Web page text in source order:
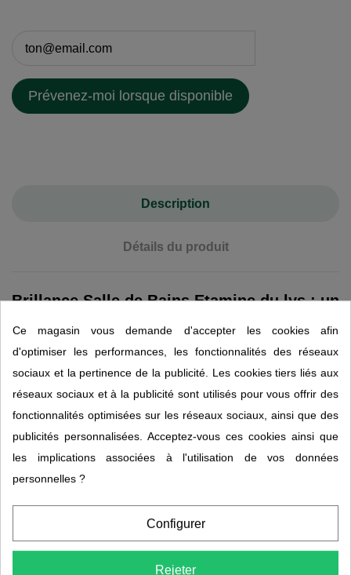
Description
Détails du produit
Brillance Salle de Bains Etamine du lys : un
Agréablement parfumé à l’huile essentielle d’orange douce bio, il laisse
une sensation de fraîcheur fruitée tout en redonnant éclat et propreté
aux surfaces.
Fabriqué à partir d’ingrédients d’origine naturelle à 98 %, ce nettoyant
allie efficacité et respect de l’environnement.
Ses flacons sont composés à 100 % de plastique recyclé, et sa
Pratique, sensoriel et engagé, Brillance Salle de Bains illustre
l’expertise française d’Etamine du lys en matière de nettoyage durable.
Ce magasin vous demande d'accepter les cookies afin
d'optimiser les performances, les fonctionnalités des réseaux
sociaux et la pertinence de la publicité. Les cookies tiers liés aux
réseaux sociaux et à la publicité sont utilisés pour vous offrir des
fonctionnalités optimisées sur les réseaux sociaux, ainsi que des
publicités personnalisées. Acceptez-vous ces cookies ainsi que
les implications associées à l'utilisation de vos données
personnelles ?
Configurer
Rejeter